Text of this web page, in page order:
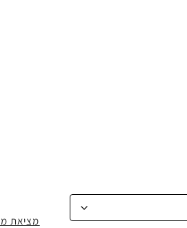
מציאת